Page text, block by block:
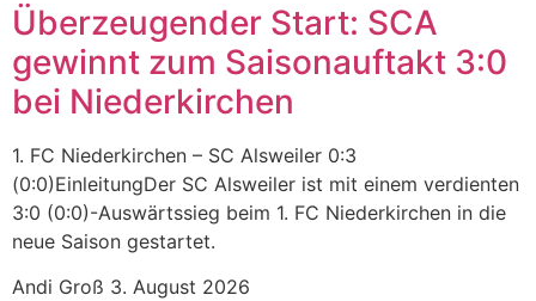
Überzeugender Start: SCA
gewinnt zum Saisonauftakt 3:0
bei Niederkirchen
1. FC Niederkirchen – SC Alsweiler 0:3
(0:0)EinleitungDer SC Alsweiler ist mit einem verdienten
3:0 (0:0)-Auswärtssieg beim 1. FC Niederkirchen in die
neue Saison gestartet.
Andi Groß 3. August 2026